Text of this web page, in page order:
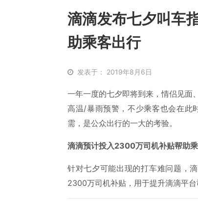
滴滴发布七夕叫车
助乘客出行
发表于： 2019年8月6日
一年一度的七夕即将到来，情侣见面
高温/暴雨预警，不少乘客也会在此
需，是公众出行的一大的考验。
滴滴预计投入2300万司机补贴帮助
针对七夕可能出现的打车难问题，
2300万司机补贴，用于提升滴滴平台